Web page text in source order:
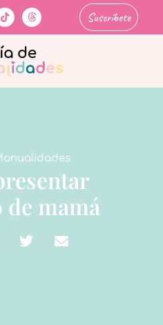
Suscríbete
mamá